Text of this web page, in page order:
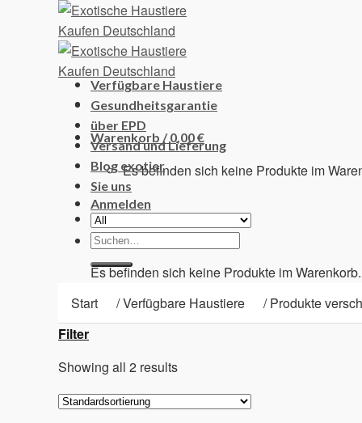
Warenkorb /0,00€
Es befinden sich keine Produkte im
Anmelden
Warenkorb
Es befinden sich keine Produkte im Warenkorb.
Verfügbare Haustiere
Gesundheitsgarantie
über EPD
Versand und Lieferung
Blog exotier
Sie uns
Suchen
nach:
Start /Verfügbare Haustiere /Produkte
Filter
Showing all 2 results